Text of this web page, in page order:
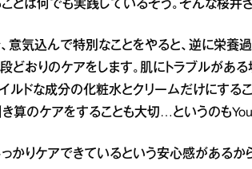
とは何でも実践しているそう。そんな桜井
、意気込んで特別なことをやると、逆に栄養
どおりのケアをします。肌にトラブルがあ
ルドな成分の化粧水とクリームだけにする
算のケアをすることも大切…というのも
かりケアできているという安心感があるか